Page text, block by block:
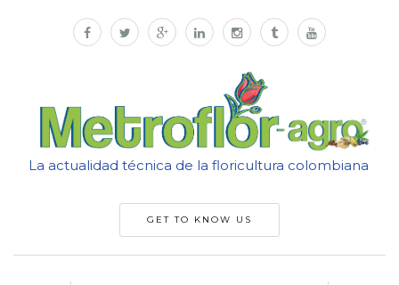
La actualidad técnica de la floricultura colombiana
GET TO KNOW US